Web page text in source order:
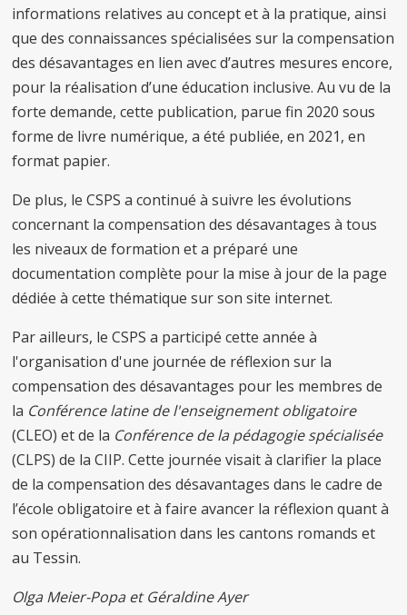
informations relatives au concept et à la pratique, ainsi
que des connaissances spécialisées sur la compensation
des désavantages en lien avec d’autres mesures encore,
pour la réalisation d’une éducation inclusive. Au vu de la
forte demande, cette publication, parue fin 2020 sous
forme de livre numérique, a été publiée, en 2021, en
format papier.
De plus, le CSPS a continué à suivre les évolutions
concernant la compensation des désavantages à tous
les niveaux de formation et a préparé une
documentation complète pour la mise à jour de la page
dédiée à cette thématique sur son site internet.
Par ailleurs, le CSPS a participé cette année à
l'organisation d'une journée de réflexion sur la
compensation des désavantages pour les membres de
la Conférence latine de l'enseignement obligatoire
(CLEO) et de la Conférence de la pédagogie spécialisée
(CLPS) de la CIIP. Cette journée visait à clarifier la place
de la compensation des désavantages dans le cadre de
l’école obligatoire et à faire avancer la réflexion quant à
son opérationnalisation dans les cantons romands et
au Tessin.
Olga Meier-Popa et Géraldine Ayer